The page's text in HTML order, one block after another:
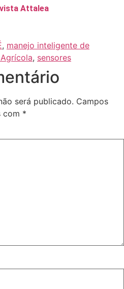
Attalea
, manejo inteligente de
, sensores
será publicado. Campos
com *